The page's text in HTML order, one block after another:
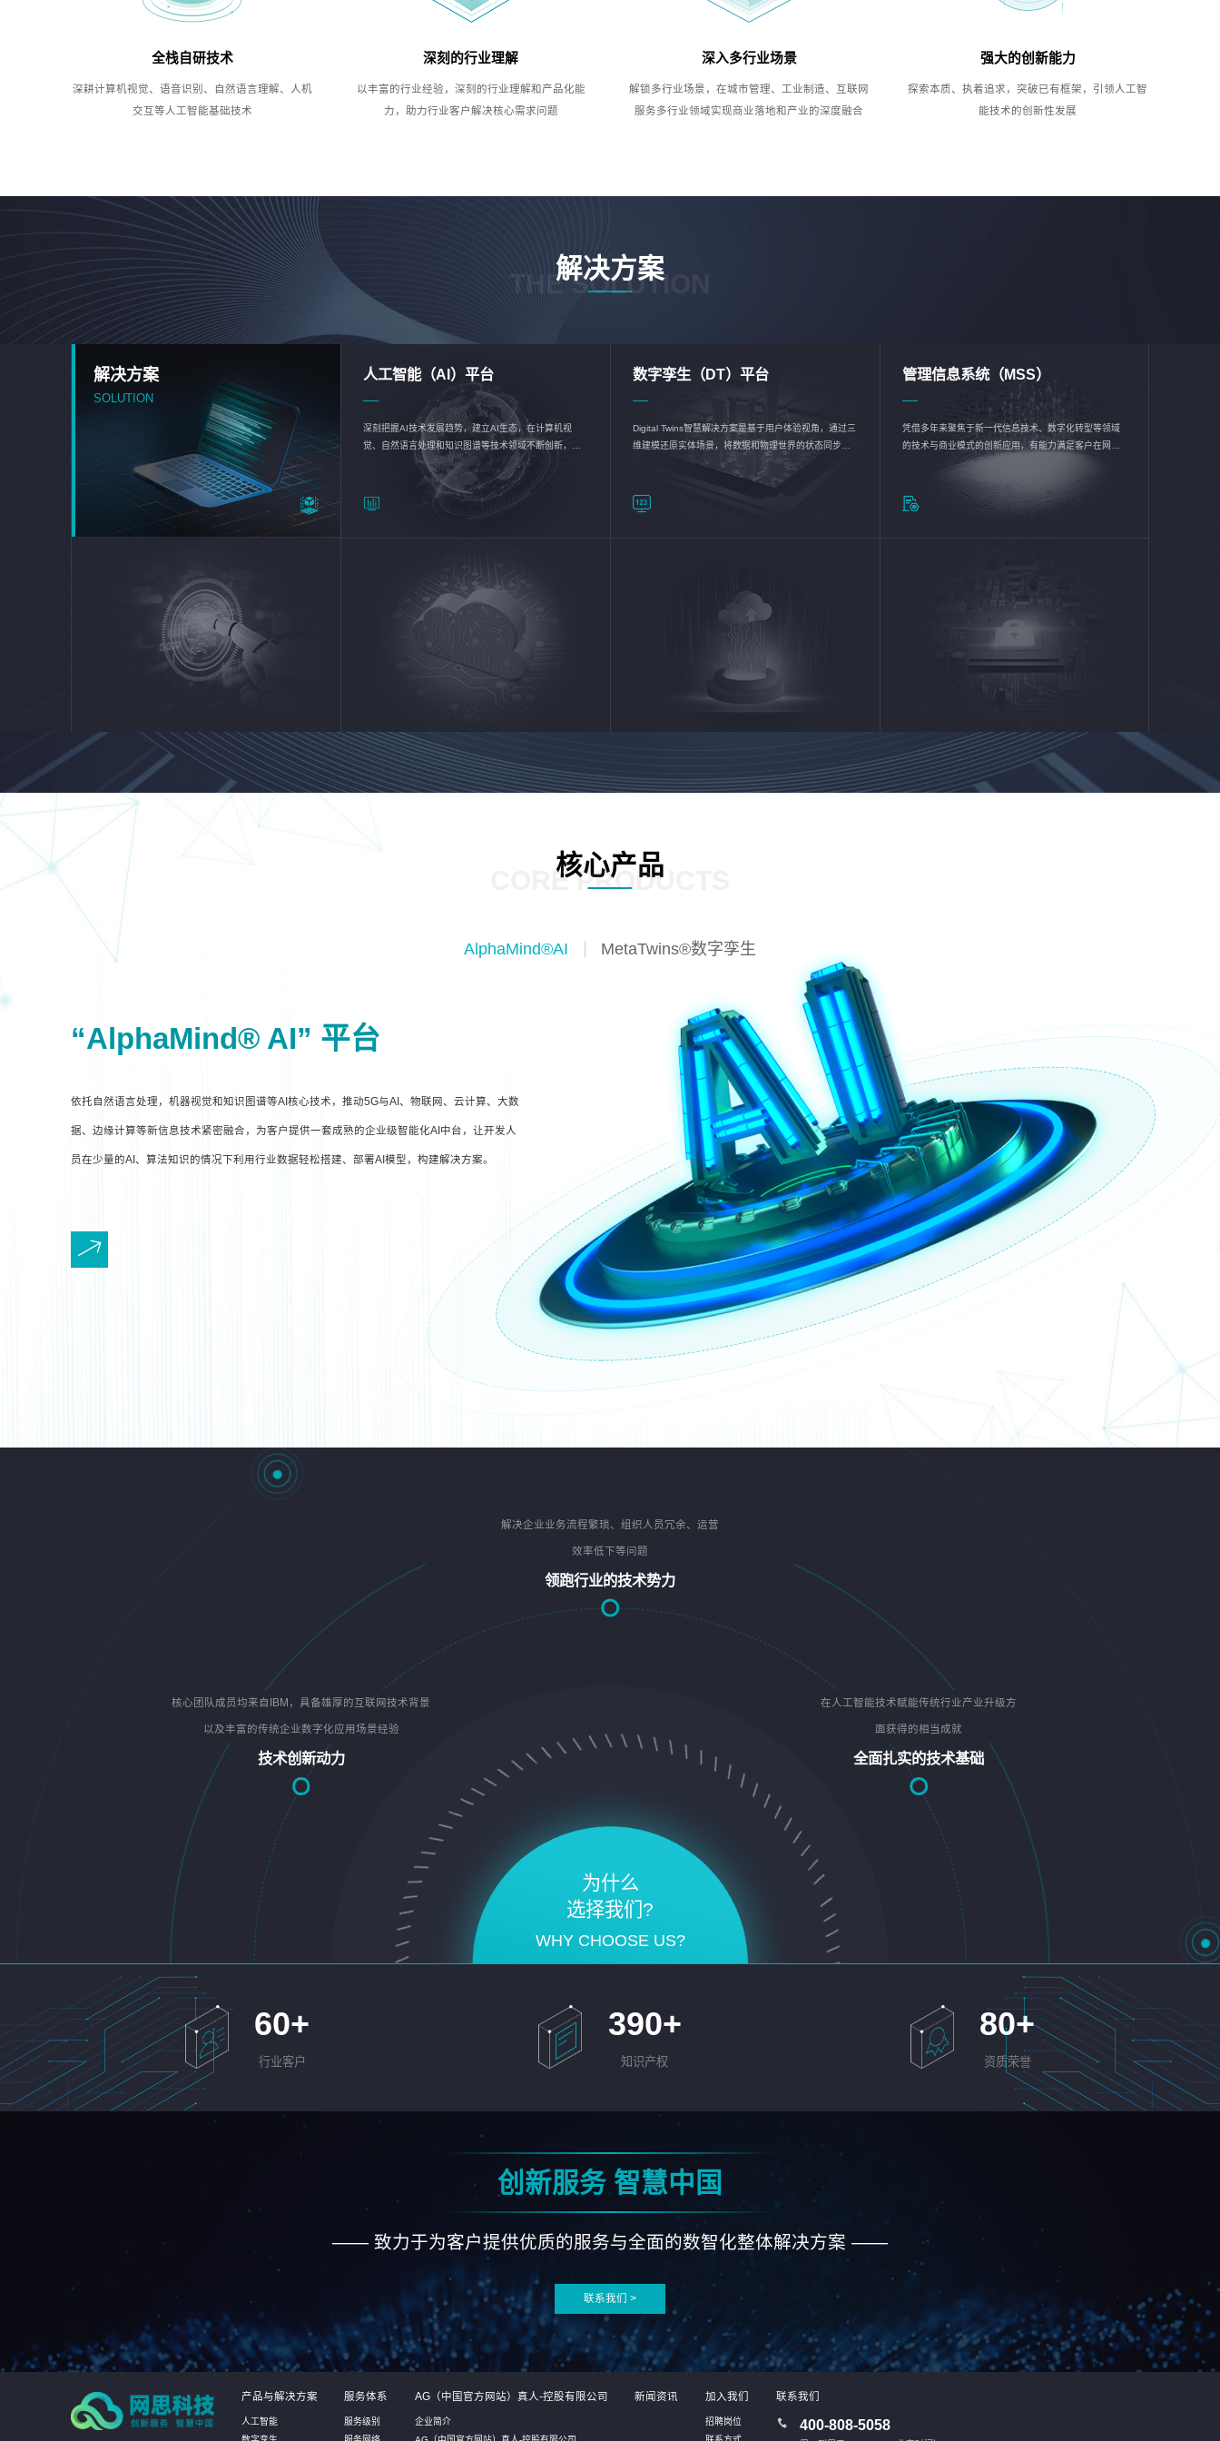
全栈自研技术
深耕计算机视觉、语音识别、自然语言理解、人机
交互等人工智能基础技术
深刻的行业理解
以丰富的行业经验，深刻的行业理解和产品化能
力，助力行业客户解决核心需求问题
深入多行业场景
解锁多行业场景，在城市管理、工业制造、互联网
服务多行业领域实现商业落地和产业的深度融合
强大的创新能力
探索本质、执着追求，突破已有框架，引领人工智
能技术的创新性发展
解决方案
THE SOLUTION
解决方案
SOLUTION
人工智能（AI）平台
深刻把握AI技术发展趋势，建立AI生态，在计算机视
觉、自然语言处理和知识图谱等技术领域不断创新，持
续优化企业数智化转型加速器—AlphaMind®AI能力开放
数字孪生（DT）平台
Digital Twins智慧解决方案是基于用户体验视角，通过三
维建模还原实体场景，将数据和物理世界的状态同步呈
现，使用户对关键数据有更直观的感受，推动各行业完
成智能化转型，实现新旧动能的转换
管理信息系统（MSS）
凭借多年来聚焦于新一代信息技术、数字化转型等领域
的技术与商业模式的创新应用，有能力满足客户在网络
优化、运营维护和信息安全防护等方面的需求，为客户
核心产品
CORE PRODUCTS
AlphaMind®AI MetaTwins®数字孪生
“AlphaMind® AI” 平台
依托自然语言处理，机器视觉和知识图谱等AI核心技术，推动5G与AI、物联网、云计算、大数
据、边缘计算等新信息技术紧密融合，为客户提供一套成熟的企业级智能化AI中台，让开发人
员在少量的AI、算法知识的情况下利用行业数据轻松搭建、部署AI模型，构建解决方案。
为什么
选择我们?
WHY CHOOSE US?
核心团队成员均来自IBM，具备雄厚的互联网技术背景
以及丰富的传统企业数字化应用场景经验
技术创新动力
解决企业业务流程繁琐、组织人员冗余、运营
效率低下等问题
领跑行业的技术势力
在人工智能技术赋能传统行业产业升级方
面获得的相当成就
全面扎实的技术基础
60+
行业客户
390+
知识产权
80+
资质荣誉
创新服务 智慧中国
—— 致力于为客户提供优质的服务与全面的数智化整体解决方案 ——
联系我们 >
产品与解决方案
人工智能
服务体系
服务级别
AG（中国官方网站）真人-控股有限公司
企业简介
新闻资讯 加入我们
招聘岗位
联系我们
400-808-5058